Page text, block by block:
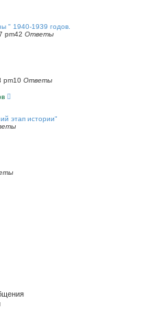
" 1940-1939 годов.
pm42 Ответы
pm10 Ответы
этап истории"